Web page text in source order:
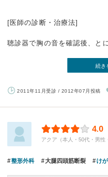
[医師の診断・治療法]
聴診器で胸の音を確認後、と
続き
2011年11月受診 / 2012年07月投稿
4.0
アクア（本人・50代・男性
整形外科 大腿四頭筋断裂 けが